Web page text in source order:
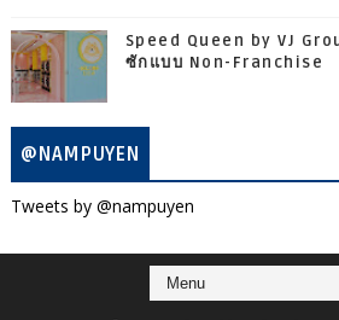
Speed Queen by VJ
ซักแบบ Non-Franchise
@NAMPUYEN
Tweets by @nampuyen